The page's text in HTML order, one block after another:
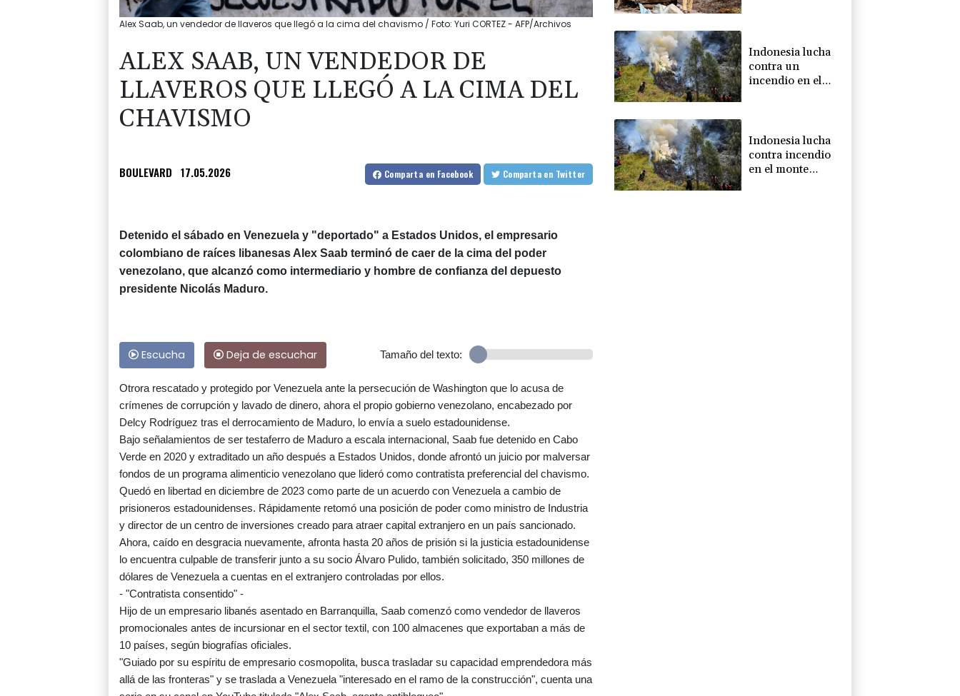
Alex Saab, un vendedor de llaveros que llegó a la cima del chavismo / Foto: Yuri CORTEZ - AFP/Archivos
ALEX SAAB, UN VENDEDOR DE
LLAVEROS QUE LLEGÓ A LA CIMA DEL
CHAVISMO
BOULEVARD 17.05.2026 Comparta en Facebook Comparta en Twitter
Detenido el sábado en Venezuela y "deportado" a Estados Unidos, el empresario
colombiano de raíces libanesas Alex Saab terminó de caer de la cima del poder
venezolano, que alcanzó como intermediario y hombre de confianza del depuesto
presidente Nicolás Maduro.
Escucha Deja de escuchar Tamaño del texto:
Otrora rescatado y protegido por Venezuela ante la persecución de Washington que lo acusa de
crímenes de corrupción y lavado de dinero, ahora el propio gobierno venezolano, encabezado por
Delcy Rodríguez tras el derrocamiento de Maduro, lo envía a suelo estadounidense.
Bajo señalamientos de ser testaferro de Maduro a escala internacional, Saab fue detenido en Cabo
Verde en 2020 y extraditado un año después a Estados Unidos, donde afrontó un juicio por malversar
fondos de un programa alimenticio venezolano que lideró como contratista preferencial del chavismo.
Quedó en libertad en diciembre de 2023 como parte de un acuerdo con Venezuela a cambio de
prisioneros estadounidenses. Rápidamente retomó una posición de poder como ministro de Industria
y director de un centro de inversiones creado para atraer capital extranjero en un país sancionado.
Ahora, caído en desgracia nuevamente, afronta hasta 20 años de prisión si la justicia estadounidense
lo encuentra culpable de transferir junto a su socio Álvaro Pulido, también solicitado, 350 millones de
dólares de Venezuela a cuentas en el extranjero controladas por ellos.
- "Contratista consentido" -
Hijo de un empresario libanés asentado en Barranquilla, Saab comenzó como vendedor de llaveros
promocionales antes de incursionar en el sector textil, con 100 almacenes que exportaban a más de
10 países, según biografías oficiales.
"Guiado por su espíritu de empresario cosmopolita, busca trasladar su capacidad emprendedora más
allá de las fronteras" y se traslada a Venezuela "interesado en el ramo de la construcción", cuenta una
Indonesia lucha
contra un
incendio en el
Indonesia lucha
contra incendio
en el monte